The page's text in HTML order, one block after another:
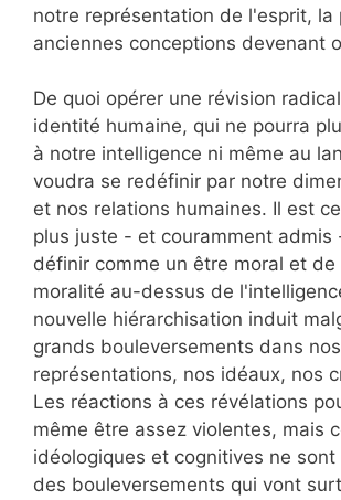
notre représentation de l'esprit, la
anciennes conceptions devenant
De quoi opérer une révision
identité humaine, qui ne pourra
à notre intelligence ni même au
voudra se redéfinir par notre
et nos relations humaines. Il est
plus juste - et couramment admis
définir comme un être moral et de
moralité au-dessus de
nouvelle hiérarchisation induit
grands bouleversements dans nos
représentations, nos idéaux, nos
Les réactions à ces révélations
même être assez violentes, mais
idéologiques et cognitives ne
des bouleversements qui vont